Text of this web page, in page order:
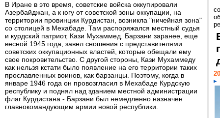
В Иране в это время, советские войска оккупировали
Азербайджан, а к югу от советской зоны оккупации, на
территории провинции Курдистан, возникла "ничейная зона"
со столицей в Мехабаде. Там распоряжался местный судья
и курдский патриот, Кази Мухаммед. Барзани заранее, еще
весной 1945 года, завел сношения с представителями
советских оккупационных властей, которые обещали ему
свое покровительство. С другой стороны, Кази Мухаммеду
как нельзя кстати было появление на его территории таких
прославленных воинов, как барзанцы. Поэтому, когда в
январе 1946 года он провозгласил в Мехабаде Курдскую
республику и поднял над зданием местной администрации
флаг Курдистана - Барзани был немедленно назначен
главнокомандующим армии новой республики.